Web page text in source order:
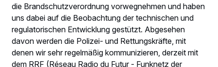
die Brandschutzverordnung vorwegnehmen und haben
uns dabei auf die Beobachtung der technischen und
regulatorischen Entwicklung gestützt. Abgesehen
davon werden die Polizei- und Rettungskräfte, mit
denen wir sehr regelmäßig kommunizieren, derzeit mit
dem RRF (Réseau Radio du Futur - Funknetz der